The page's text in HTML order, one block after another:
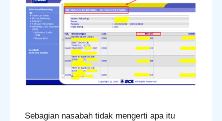
Sebagian nasabah tidak mengerti apa itu